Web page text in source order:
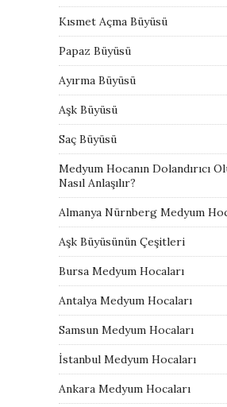
Kısmet Açma Büyüsü
Papaz Büyüsü
Ayırma Büyüsü
Aşk Büyüsü
Saç Büyüsü
Medyum Hocanın Dolandırıcı
Nasıl Anlaşılır?
Almanya Nürnberg Medyum
Aşk Büyüsünün Çeşitleri
Bursa Medyum Hocaları
Antalya Medyum Hocaları
Samsun Medyum Hocaları
İstanbul Medyum Hocaları
Ankara Medyum Hocaları